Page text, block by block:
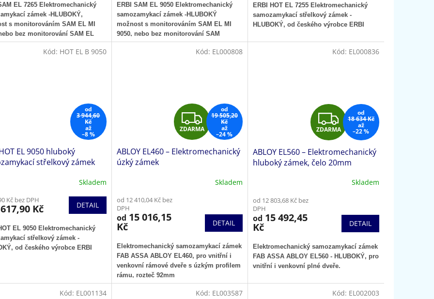
EL 7265 Elektromechanický
zámek -HLUBOKÝ,
s monitorováním SAM EL MI
bez monitorování SAM EL
ERBI SAM EL 9050 Elektromechanický
samozamykací zámek -HLUBOKÝ
možnost s monitorováním SAM EL MI
9050, nebo bez monitorování SAM
EL9050
ERBI HOT EL 7255 Elektromechanický
samozamykací střelkový zámek -
HLUBOKÝ, od českého výrobce ERBI
od
3 944,60
Kč
až
–8 %
EL 9050 hluboký
střelkový zámek
Skladem
Kč bez DPH
Kč DETAIL
EL 9050 Elektromechanický
střelkový zámek -
, od českého výrobce ERBI
Kód: HOT EL B 9050
Z
D
A
R
A
ZDARMA
od
19 505,20
Kč
až
–24 %
ABLOY EL460 – Elektromechanický
úzký zámek
Skladem
od 12 410,04 Kč bez
DPH
od 15 016,15
Kč DETAIL
Elektromechanický samozamykací zámek
FAB ASSA ABLOY EL460, pro vnitřní i
venkovní rámové dveře s úzkým profilem
rámu, rozteč 92mm
Kód: EL000808
Z
D
A
R
A
ZDARMA
od
18 634 Kč
až
–22 %
ABLOY EL560 – Elektromechanický
hluboký zámek, čelo 20mm
Skladem
od 12 803,68 Kč bez
DPH
od 15 492,45
Kč DETAIL
Elektromechanický samozamykací zámek
FAB ASSA ABLOY EL560 - HLUBOKÝ, pro
vnitřní i venkovní plné dveře.
Kód: EL000836
Kód: EL001134 Kód: EL003587 Kód: EL002003